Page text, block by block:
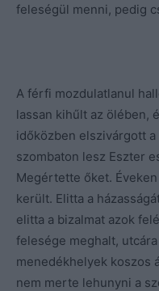
feleségül menni, pedig
A férfi mozdulatlanul
lassan kihűlt az ölében,
időközben elszivárgott
szombaton lesz Eszter
Megértette őket.
került. Elitta a
elitta a bizalmat azok
felesége meghalt,
menedékhelyek koszos
nem merte lehunyni a